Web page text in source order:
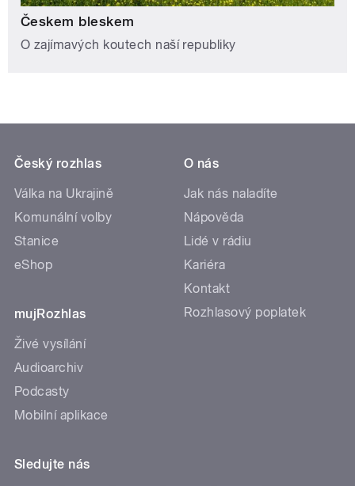
Českem bleskem
O zajímavých koutech naší republiky
Český rozhlas
Válka na Ukrajině
Komunální volby
Stanice
eShop
mujRozhlas
Živé vysílání
Audioarchiv
Podcasty
Mobilní aplikace
O nás
Jak nás naladíte
Nápověda
Lidé v rádiu
Kariéra
Kontakt
Rozhlasový poplatek
Sledujte nás